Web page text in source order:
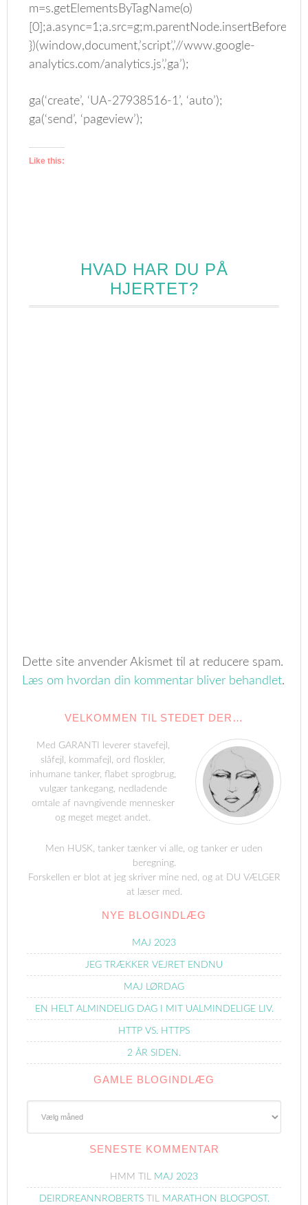
m=s.getElementsByTagName(o)
})(window,document,’script’,’//www.google-
analytics.com/analytics.js’,’ga’);
ga(‘create’, ‘UA-27938516-1’, ‘auto’);
ga(‘send’, ‘pageview’);
Like this:
HVAD HAR DU PÅ
HJERTET?
Dette site anvender Akismet til at reducere spam.
Læs om hvordan din kommentar bliver behandlet.
VELKOMMEN TIL STEDET DER…
Med GARANTI leverer stavefejl,
slåfejl, kommafejl, ord floskler,
inhumane tanker, flabet sprogbrug,
vulgær tankegang, nedladende
omtale af navngivende mennesker
og meget meget andet.
Men HUSK, tanker tænker vi alle, og tanker er uden
beregning.
Forskellen er blot at jeg skriver mine ned, og at DU VÆLGER
at læser med.
NYE BLOGINDLÆG
MAJ 2023
JEG TRÆKKER VEJRET ENDNU
MAJ LØRDAG
EN HELT ALMINDELIG DAG I MIT UALMINDELIGE LIV.
HTTP VS. HTTPS
2 ÅR SIDEN.
GAMLE BLOGINDLÆG
SENESTE KOMMENTAR
HMM TIL MAJ 2023
DEIRDREANNROBERTSTIL MARATHON BLOGPOST.